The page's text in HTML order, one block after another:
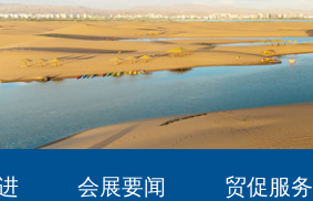
会展要闻 贸促服务